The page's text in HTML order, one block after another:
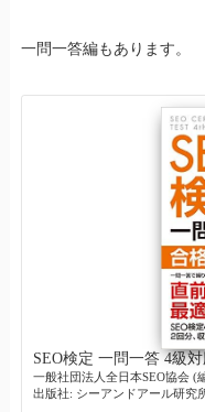
一問一答編もあります。
SEO検定 一問一答 4級
一般社団法人全日本SEO協会 (
出版社: シーアンドアール研究